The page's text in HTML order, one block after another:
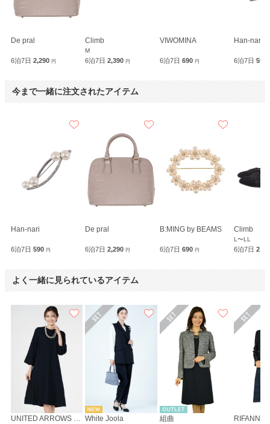
De pral
6泊7日 2,290 円
Climb
M
6泊7日2,390円
VIWOMINA
6泊7日 690 円
Han-nari
6泊7日 590
今まで一緒に注文されたアイテム
Han-nari
6泊7日 590 円
De pral
6泊7日2,290円
B:MING by BEAMS
6泊7日 690 円
Climb
L〜LL
6泊7日
よく一緒に見られているアイテム
UNITED ARROWS green label relaxing White Joola 組曲